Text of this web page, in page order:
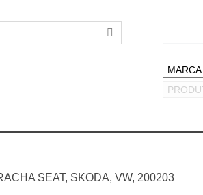
SEAT, SKODA, VW, 200203